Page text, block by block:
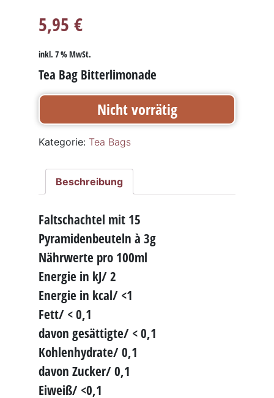
5,95 €
inkl. 7 % MwSt.
Tea Bag Bitterlimonade
Nicht vorrätig
Kategorie: Tea Bags
Beschreibung
Faltschachtel mit 15
Pyramidenbeuteln à 3g
Nährwerte pro 100ml
Energie in kJ/ 2
Energie in kcal/ <1
Fett/ < 0,1
davon gesättigte/ < 0,1
Kohlenhydrate/ 0,1
davon Zucker/ 0,1
Eiweiß/ <0,1